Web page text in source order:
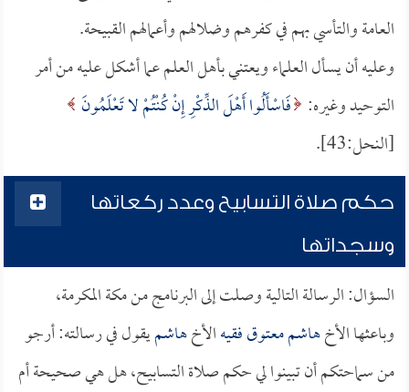
العامة والتأسي بهم في كفرهم وضلالهم وأعمالهم القبيحة.
وعليه أن يسأل العلماء ويعتني بأهل العلم عما أشكل عليه من أمر
التوحيد وغيره: فَاسْأَلُوا أَهْلَ الذِّكْرِ إِنْ كُنْتُمْ لا تَعْلَمُونَ
[النحل:43].
حكم صلاة التسابيح وعدد ركعاتها
وسجداتها
السؤال: الرسالة التالية وصلت إلى البرنامج من مكة المكرمة،
وباعثها الأخهاشم معتوق فقيهالأخهاشميقول في رسالته: أرجو
من سماحتكم أن تبينوا لي حكم صلاة التسابيح، هل هي صحيحة أم